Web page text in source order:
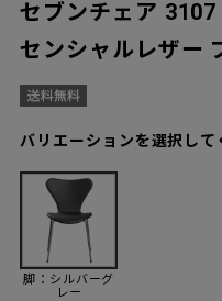
セブンチェア
センシャルレザー
バリエーションを選択して
脚：シルバーグ
レー